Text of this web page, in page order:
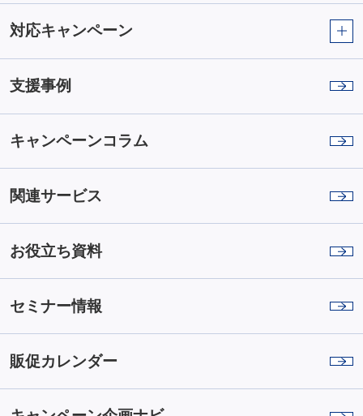
対応キャンペーン
支援事例
キャンペーンコラム
関連サービス
お役立ち資料
セミナー情報
販促カレンダー